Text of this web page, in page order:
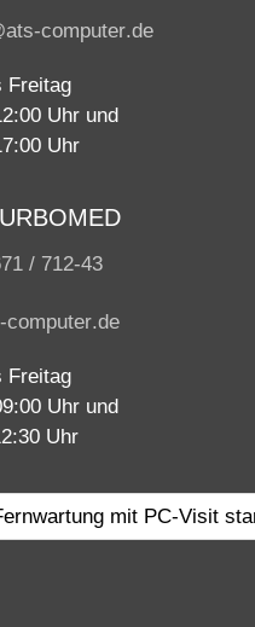
ts-c mp t r d
Freitag
Uhr und
Uhr
/ 712-43
c mp t r d
Freitag
Uhr und
Uhr
mit PC-Visit